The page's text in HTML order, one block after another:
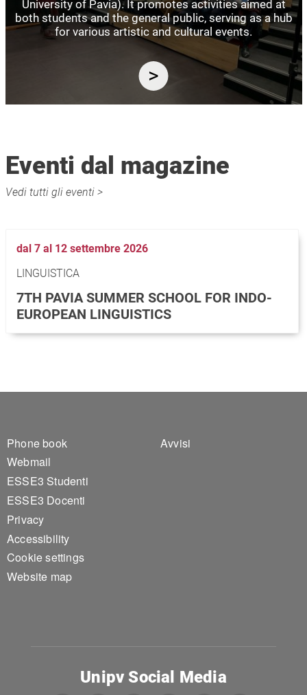
University of Pavia). It promotes activities aimed at
both students and the general public, serving as a hub
for various artistic and cultural events.
Vedi tutti gli eventi >
Eventi dal magazine
dal 7 al 12 settembre 2026
LINGUISTICA
7TH PAVIA SUMMER SCHOOL FOR INDO-
EUROPEAN LINGUISTICS
Footer 1
Phone book
Webmail
ESSE3 Studenti
ESSE3 Docenti
Privacy
Accessibility
Cookie settings
Website map
Footer 2
Avvisi
Unipv Social Media